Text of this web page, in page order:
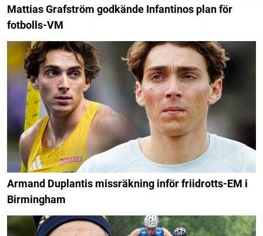
Mattias Grafström godkände Infantinos plan för
fotbolls-VM
Armand Duplantis missräkning inför friidrotts-EM i
Birmingham